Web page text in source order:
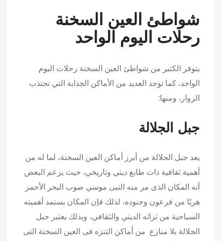
شواطئ العين السخنة
رحلات اليوم الواحد
يتوفر الكثير من شواطئ العين السخنة رحلات اليوم
الواحد، كما توجد العديد من الأماكن الجذابة التي تجتذب
الزوار، ومنها:
جبل الجلالة
يعد جبل الجلالة من أبرز أماكن العين السخنة، لما له من
أهمية ثقافية ذات طابع ديني وتاريخي، حيث يزعم البعض
أنه المكان الذى مر منه النبى موسي صوب البحر الأحمر
هربًا من فرعون وجنوده، لذلك فإن المكان يستمد أهميته
السياحية من تراثه الديني والثقافي، وبذلك يعتبر جبل
الجلالة بلا منازع من أماكن التنزه فى العين السخنة التى